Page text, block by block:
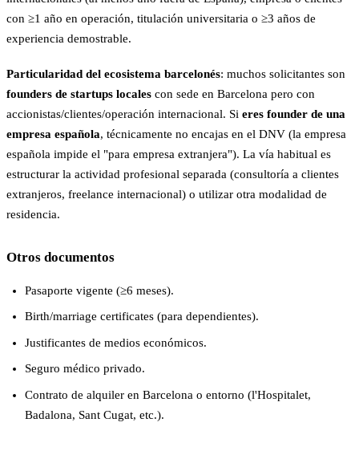
con ≥1 año en operación, titulación universitaria o ≥3 años de
experiencia demostrable.
Particularidad del ecosistema barcelonés: muchos solicitantes son
founders de startups locales con sede en Barcelona pero con
accionistas/clientes/operación internacional. Si eres founder de una
empresa española, técnicamente no encajas en el DNV (la empresa
española impide el "para empresa extranjera"). La vía habitual es
estructurar la actividad profesional separada (consultoría a clientes
extranjeros, freelance internacional) o utilizar otra modalidad de
residencia.
Otros documentos
Pasaporte vigente (≥6 meses).
Birth/marriage certificates (para dependientes).
Justificantes de medios económicos.
Seguro médico privado.
Contrato de alquiler en Barcelona o entorno (l'Hospitalet,
Badalona, Sant Cugat, etc.).